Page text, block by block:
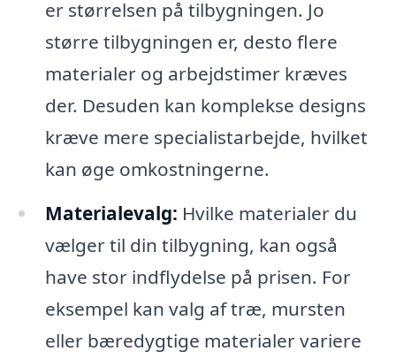
er størrelsen på tilbygningen. Jo
større tilbygningen er, desto flere
materialer og arbejdstimer kræves
der. Desuden kan komplekse designs
kræve mere specialistarbejde, hvilket
kan øge omkostningerne.
Materialevalg: Hvilke materialer du
vælger til din tilbygning, kan også
have stor indflydelse på prisen. For
eksempel kan valg af træ, mursten
eller bæredygtige materialer variere